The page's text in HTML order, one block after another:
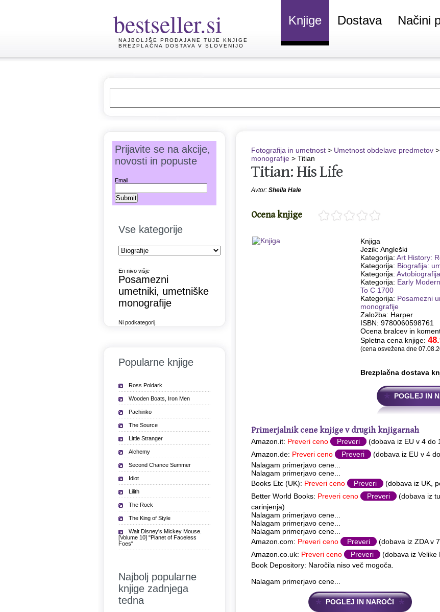
bestseller.si
NAJBOLJŠE PRODAJANE TUJE KNJIGE
BREZPLAČNA DOSTAVA V SLOVENIJO
Knjige Dostava Načini
Fotografija in umetnost > Umetnost obdelave predmetov >
monografije > Titian
Titian: His Life
Avtor: Sheila Hale
Ocena knjige
Knjiga
Jezik: Angleški
Kategorija: Art History:
Kategorija: Biografija:
Kategorija:
Kategorija: Early
To C 1700
Kategorija: Posamezni
monografije
Založba: Harper
ISBN: 9780060598761
Ocena bralcev in
Spletna cena knjige:
(cena osvežena dne
Brezplačna dostava
POGLEJ IN
Primerjalnik cene knjige v drugih knjigarnah
Amazon.it: Preveri ceno Preveri
(dobava iz EU v 4 do
Amazon.de: Preveri ceno Preveri
(dobava iz EU v 4
Nalagam primerjavo cene...
Nalagam primerjavo cene...
Books Etc (UK): Preveri ceno Preveri
(dobava iz UK,
Better World Books: Preveri ceno Preveri
(dobava iz
carinjenja)
Nalagam primerjavo cene...
Nalagam primerjavo cene...
Nalagam primerjavo cene...
Amazon.com: Preveri ceno Preveri
(dobava iz ZDA v
Amazon.co.uk: Preveri ceno Preveri
(dobava iz Velike
Book Depository: Naročila niso več mogoča.
Nalagam primerjavo cene...
POGLEJ IN NAROČI
Prijavite se na akcije,
novosti in popuste
Email
Vse kategorije
En nivo višje
Posamezni
umetniki, umetniške
monografije
Ni podkategorij.
Popularne knjige
Ross Poldark
Wooden Boats, Iron Men
Pachinko
The Source
Little Stranger
Alchemy
Second Chance Summer
Idiot
Lilith
The Rock
The King of Style
Walt Disney's Mickey Mouse.
[Volume 10] "Planet of Faceless
Foes"
Najbolj popularne
knjige zadnjega
tedna